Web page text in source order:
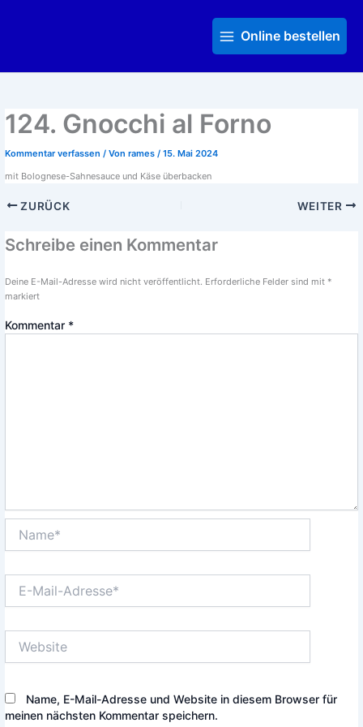
MenuOnline bestellen
124. Gnocchi al Forno
Kommentar verfassen / Von rames / 15. Mai 2024
mit Bolognese-Sahnesauce und Käse überbacken
ZURÜCK WEITER
Schreibe einen Kommentar
Deine E-Mail-Adresse wird nicht veröffentlicht. Erforderliche Felder sind mit *
markiert
Kommentar *
Mail-
Name, E-Mail-Adresse und Website in diesem Browser für
meinen nächsten Kommentar speichern.